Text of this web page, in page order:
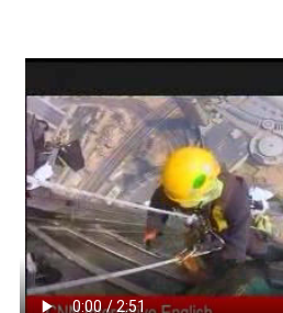
英文會話
商用英文
英文檢定
TOEIC 多益課程
能力養成
全國分校
免費資源
英文部落格
多益秒學堂
師資團隊
學習分享